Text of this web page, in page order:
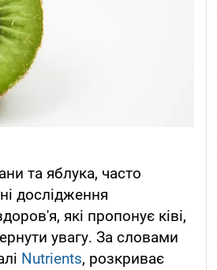
та яблука, часто
дослідження
які пропонує ківі,
увагу. За словами
Nutrients, розкриває